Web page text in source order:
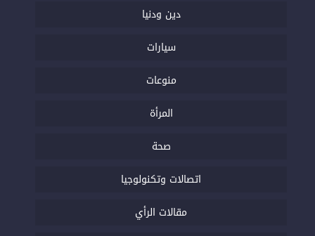
دين ودنيا
سيارات
منوعات
المرأة
صحة
اتصالات وتكنولوجيا
مقالات الرأي